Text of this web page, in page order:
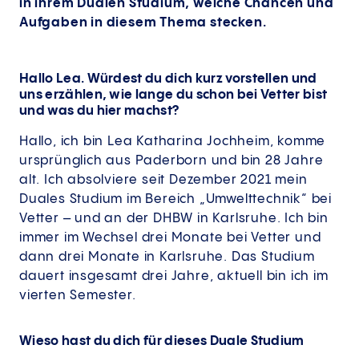
in ihrem Dualen Studium, welche Chancen und
Aufgaben in diesem Thema stecken.
Hallo Lea. Würdest du dich kurz vorstellen und
uns erzählen, wie lange du schon bei Vetter bist
und was du hier machst?
Hallo, ich bin Lea Katharina Jochheim, komme
ursprünglich aus Paderborn und bin 28 Jahre
alt. Ich absolviere seit Dezember 2021 mein
Duales Studium im Bereich „Umwelttechnik“ bei
Vetter – und an der DHBW in Karlsruhe. Ich bin
immer im Wechsel drei Monate bei Vetter und
dann drei Monate in Karlsruhe. Das Studium
dauert insgesamt drei Jahre, aktuell bin ich im
vierten Semester.
Wieso hast du dich für dieses Duale Studium